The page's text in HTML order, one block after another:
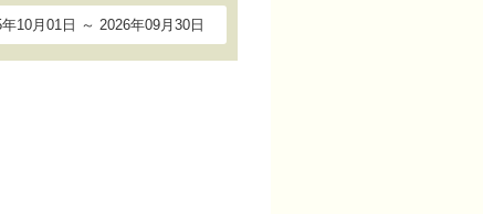
10月01日 ～ 2026年09月30日